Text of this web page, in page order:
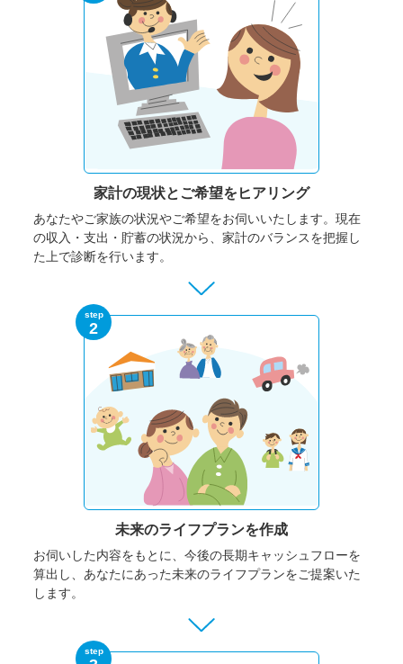
家計の現状と ご希望をヒアリング
あなたやご家族の状況やご希望をお伺いいたします。 現在
の収入・支出・貯蓄の状況から、家計のバランスを把握し
た上で診断を行います。
step
2
未来のライフプランを作成
お伺いした内容をもとに、今後の長期キャッシュフローを
算出し、あなたにあった未来のライフプランをご提案いた
します。
step